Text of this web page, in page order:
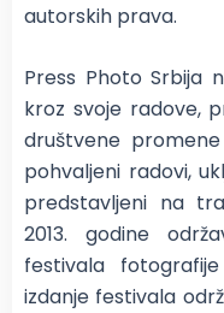
autorskih prava.
Press Photo Srbija
kroz svoje radove,
društvene
pohvaljeni radovi,
predstavljeni na
2013. godine
festivala fotografije
izdanje festivala